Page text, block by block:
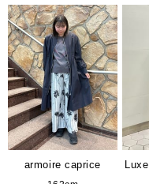
armoire caprice